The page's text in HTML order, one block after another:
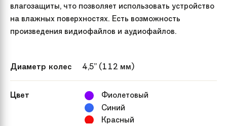
влагозащиты, что позволяет использовать устройство
на влажных поверхностях. Есть возможность
произведения видиофайлов и аудиофайлов.
Диаметр колес 4,5” (112 мм)
Цвет
Фиолетовый
Синий
Красный